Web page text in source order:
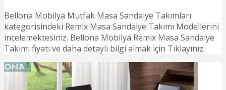
Bellona Mobilya Mutfak Masa Sandalye Takımları
kategorisindeki Remix Masa Sandalye Takımı Modellerini
incelemektesiniz. Bellona Mobilya Remix Masa Sandalye
Takımı fiyatı ve daha detaylı bilgi almak için Tıklayınız.